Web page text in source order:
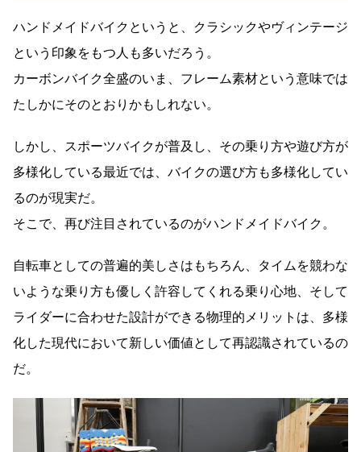
ハンドメイドバイクというと、クラシックやヴィンテージ
という印象をもつ人も多いだろう。
カーボンバイク全盛のいま、フレーム素材という意味では
たしかにそのとおりかもしれない。
しかし、スポーツバイクが普及し、その乗り方や遊び方が
多様化している最近では、バイクの選び方も多様化してい
るのが現実だ。
そこで、再び注目されているのがハンドメイドバイク。
自転車としての普遍的美しさはもちろん、タイムを競わな
いような乗り方も優しく許容してくれる乗り心地、そして
ライダーに合わせた設計ができる物理的メリットは、多様
化した現代において新しい価値として再認識されているの
だ。